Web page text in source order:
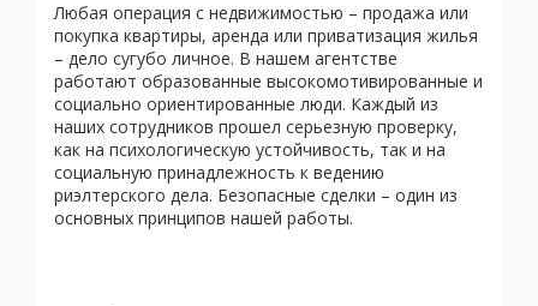
Любая операция с недвижимостью – продажа или
покупка квартиры, аренда или приватизация жилья
– дело сугубо личное. В нашем агентстве
работают образованные высокомотивированные и
социально ориентированные люди. Каждый из
наших сотрудников прошел серьезную проверку,
как на психологическую устойчивость, так и на
социальную принадлежность к ведению
риэлтерского дела. Безопасные сделки – один из
основных принципов нашей работы.